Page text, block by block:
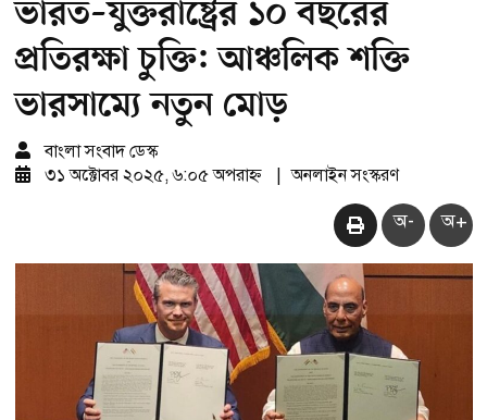
ভারত–যুক্তরাষ্ট্রের ১০ বছরের
প্রতিরক্ষা চুক্তি: আঞ্চলিক শক্তি
ভারসাম্যে নতুন মোড়
বাংলা সংবাদ ডেস্ক
৩১ অক্টোবর ২০২৫, ৬:০৫ অপরাহ্ন
অনলাইন সংস্করণ
অ- অ+